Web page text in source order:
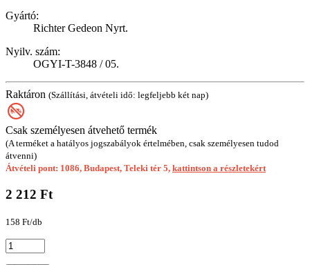
Gyártó:
Richter Gedeon Nyrt.
Nyilv. szám:
OGYI-T-3848 / 05.
Raktáron (Szállítási, átvételi idő: legfeljebb két nap)
Csak személyesen átvehető termék
(A terméket a hatályos jogszabályok értelmében, csak személyesen tudod
átvenni)
Átvételi pont: 1086, Budapest, Teleki tér 5, kattintson a részletekért
2 212 Ft
158 Ft/db